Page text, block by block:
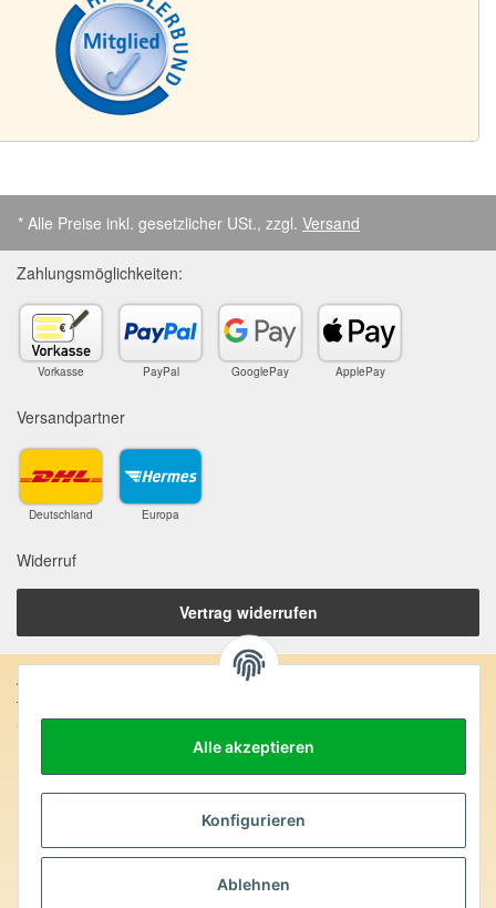
Alle akzeptieren
Konfigurieren
Ablehnen
* Alle Preise inkl. gesetzlicher USt., zzgl. Versand
Zahlungsmöglichkeiten:
Vorkasse PayPal GooglePay ApplePay
Versandpartner
Deutschland Europa
Widerruf
Vertrag widerrufen
Anschrift:
SteinZeitOase
besondere Kräfte und Eigenschaften zugeordnet. Wir weisen